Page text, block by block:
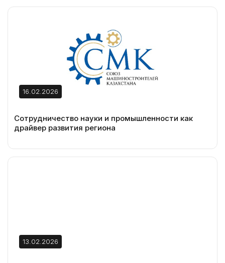
16.02.2026
Сотрудничество науки и промышленности как
драйвер развития региона
13.02.2026